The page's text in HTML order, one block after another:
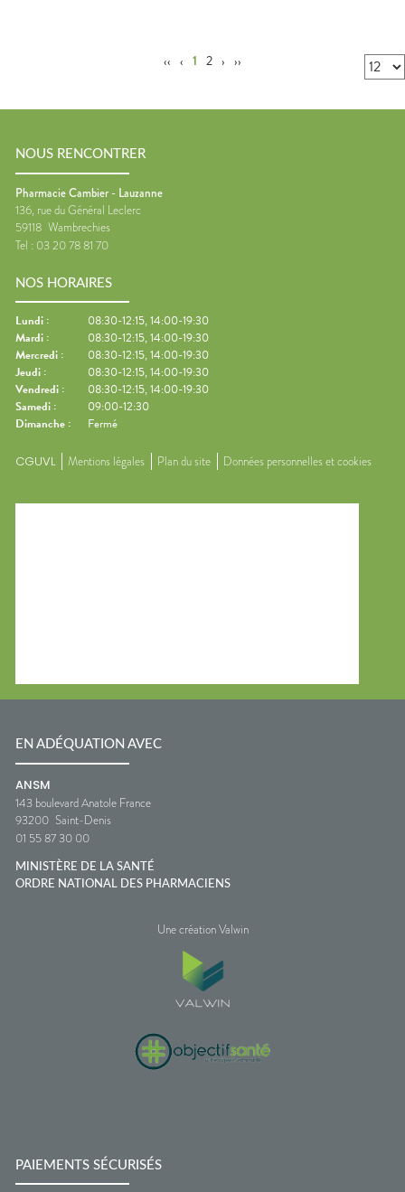
‹‹ ‹ 1 2 › ››
NOUS RENCONTRER
Pharmacie Cambier - Lauzanne
136, rue du Général Leclerc
59118 Wambrechies
Tel : 03 20 78 81 70
NOS HORAIRES
Lundi :
08:30-12:15, 14:00-19:30
Mardi :
08:30-12:15, 14:00-19:30
Mercredi :
08:30-12:15, 14:00-19:30
Jeudi :
08:30-12:15, 14:00-19:30
Vendredi :
08:30-12:15, 14:00-19:30
Samedi :
09:00-12:30
Dimanche : Fermé
CGUVL Mentions légales Plan du site Données personnelles et cookies
EN ADÉQUATION AVEC
ANSM
143 boulevard Anatole France
93200 Saint-Denis
01 55 87 30 00
MINISTÈRE DE LA SANTÉ
ORDRE NATIONAL DES PHARMACIENS
Une création Valwin
PAIEMENTS SÉCURISÉS